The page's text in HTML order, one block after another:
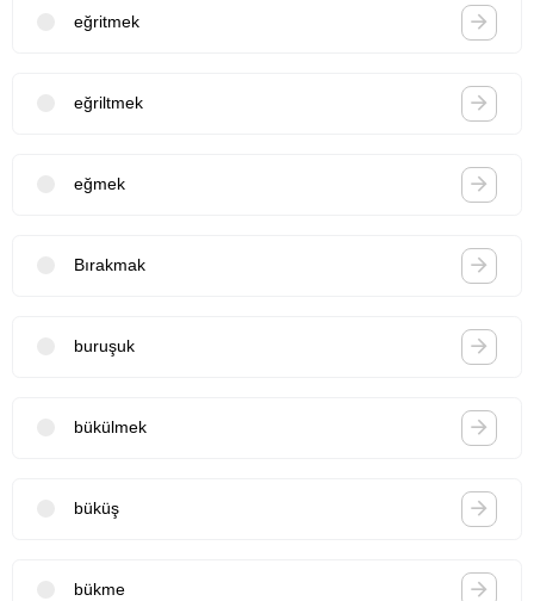
eğritmek
eğriltmek
eğmek
Bırakmak
buruşuk
bükülmek
büküş
bükme